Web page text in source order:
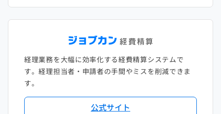
経理業務を大幅に効率化する経費精算システムで
す。経理担当者・申請者の手間やミスを削減できま
す。
公式サイト